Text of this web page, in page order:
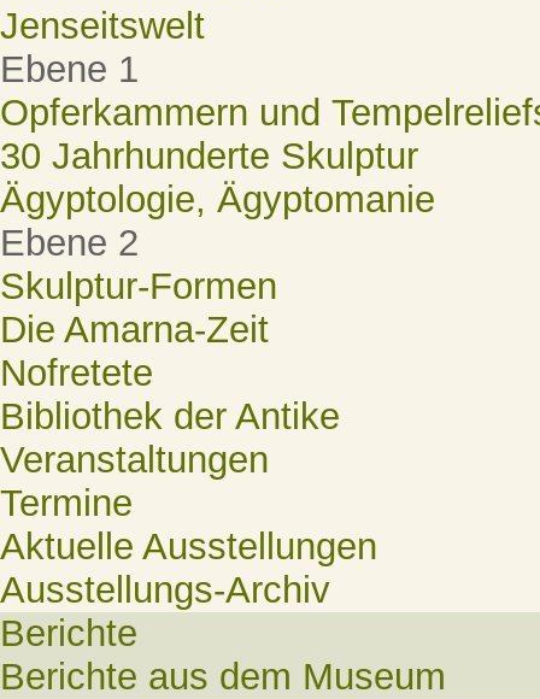
Jenseitswelt
Ebene 1
Opferkammern und
30 Jahrhunderte Skulptur
Ägyptologie, Ägyptomanie
Ebene 2
Skulptur-Formen
Die Amarna-Zeit
Nofretete
Bibliothek der Antike
Veranstaltungen
Termine
Aktuelle Ausstellungen
Ausstellungs-Archiv
Berichte
Berichte aus dem Museum